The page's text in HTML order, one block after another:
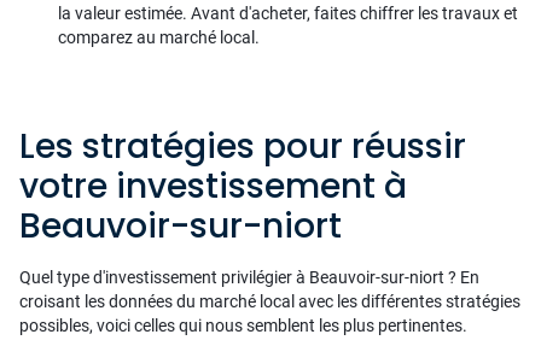
la valeur estimée. Avant d'acheter, faites chiffrer les travaux et
comparez au marché local.
Les stratégies pour réussir
votre investissement à
Beauvoir-sur-niort
Quel type d'investissement privilégier à Beauvoir-sur-niort ? En
croisant les données du marché local avec les différentes stratégies
possibles, voici celles qui nous semblent les plus pertinentes.